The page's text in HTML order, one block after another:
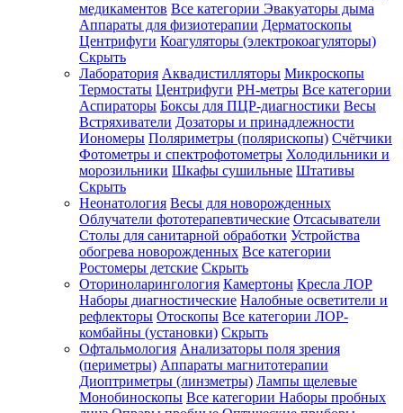
медикаментов Все категории Эвакуаторы дыма
Аппараты для физиотерапии Дерматоскопы
Центрифуги Коагуляторы (электрокоагуляторы)
Скрыть
Лаборатория Аквадистилляторы Микроскопы
Термостаты Центрифуги PH-метры Все категории
Аспираторы Боксы для ПЦР-диагностики Весы
Встряхиватели Дозаторы и принадлежности
Иономеры Поляриметры (полярископы) Счётчики
Фотометры и спектрофотометры Холодильники и
морозильники Шкафы сушильные Штативы
Скрыть
Неонатология Весы для новорожденных
Облучатели фототерапевтические Отсасыватели
Столы для санитарной обработки Устройства
обогрева новорожденных Все категории
Ростомеры детские Скрыть
Оториноларингология Камертоны Кресла ЛОР
Наборы диагностические Налобные осветители и
рефлекторы Отоскопы Все категории ЛОР-
комбайны (установки) Скрыть
Офтальмология Анализаторы поля зрения
(периметры) Аппараты магнитотерапии
Диоптриметры (линзметры) Лампы щелевые
Монобиноскопы Все категории Наборы пробных